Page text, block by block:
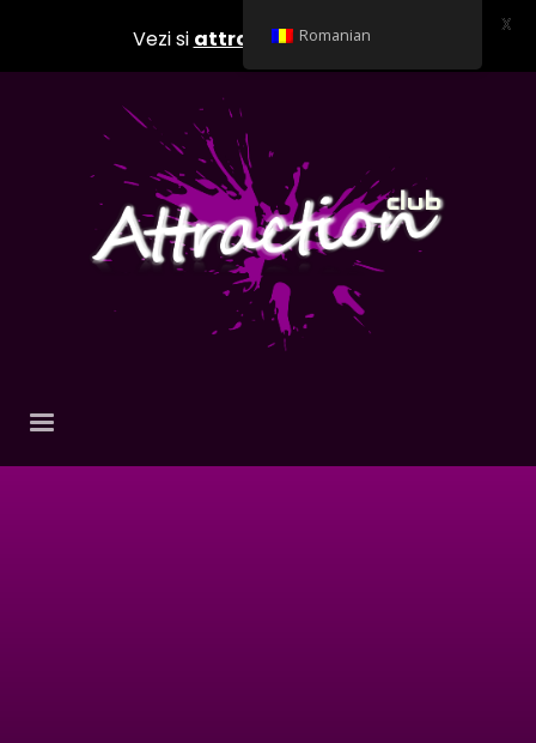
Vezi si attractionclub.ro
X
Romanian